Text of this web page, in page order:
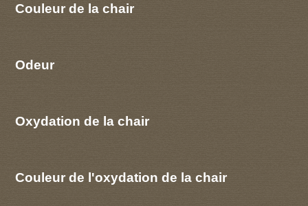
Couleur de la chair
Odeur
Oxydation de la chair
Couleur de l'oxydation de la chair